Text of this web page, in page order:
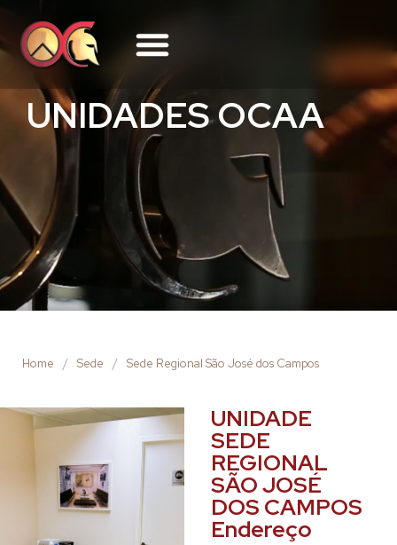
UNIDADES OCAA
Home / Sede / Sede Regional São José dos Campos
UNIDADE
SEDE
REGIONAL
SÃO JOSÉ
DOS CAMPOS
Endereço